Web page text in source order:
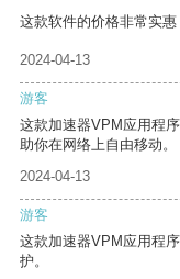
这款软件的价格非常实惠
2024-04-13
游客
这款加速器VPM应用程
助你在网络上自由移动。
2024-04-13
游客
这款加速器VPM应用程
护。